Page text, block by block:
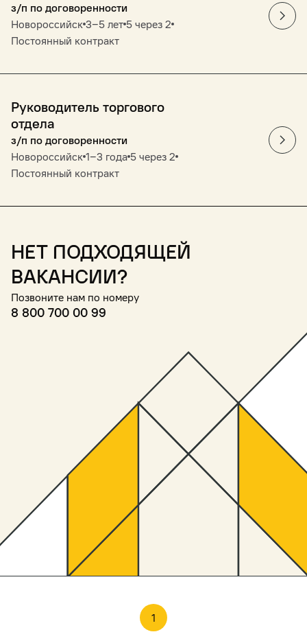
з/п по договоренности
Новороссийск 3‒5 лет 5 через 2
Постоянный контракт
Руководитель торгового
отдела
з/п по договоренности
Новороссийск 1‒3 года 5 через 2
Постоянный контракт
Нет подходящей
вакансии?
Позвоните нам по номеру
8 800 700 00 99
1